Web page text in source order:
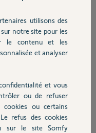
discussion
utilisons des
notre site pour les
le contenu et les
et analyser
et vous
ou de refuser
ou certains
refus des cookies
sur le site Somfy